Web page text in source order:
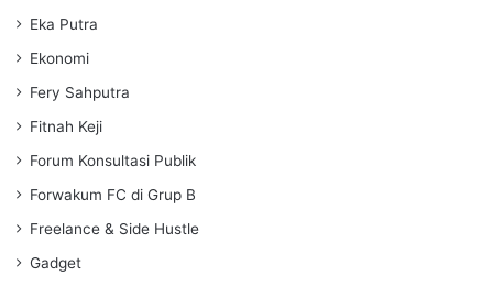
Eka Putra
Ekonomi
Fery Sahputra
Fitnah Keji
Forum Konsultasi Publik
Forwakum FC di Grup B
Freelance & Side Hustle
Gadget